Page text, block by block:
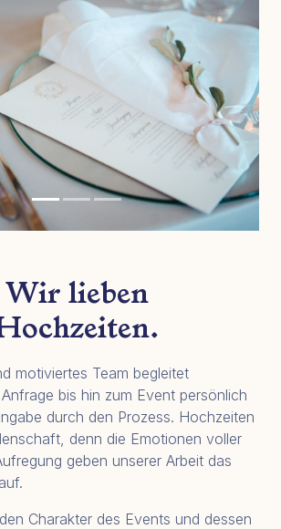
Wir lieben
motiviertes Team begleitet
bis hin zum Event persönlich
durch den Prozess. Hochzeiten
denn die Emotionen voller
geben unserer Arbeit das
Charakter des Events und dessen